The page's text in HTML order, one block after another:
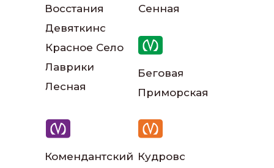
Восстания
Девяткино
Лаврики
Лесная
Сенная
Беговая
Приморская
Кудрово
Комендантский
Красное Село